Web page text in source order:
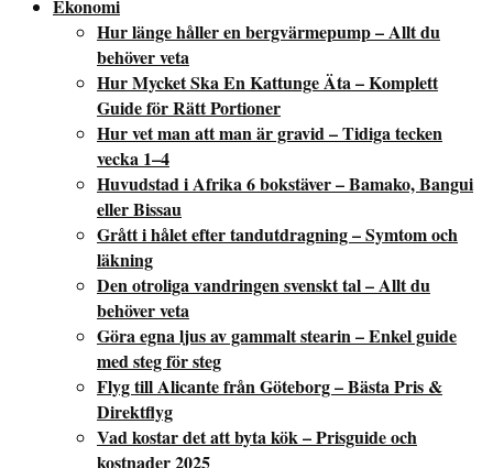
Ekonomi
Hur länge håller en bergvärmepump – Allt du
behöver veta
Hur Mycket Ska En Kattunge Äta – Komplett
Guide för Rätt Portioner
Hur vet man att man är gravid – Tidiga tecken
vecka 1–4
Huvudstad i Afrika 6 bokstäver – Bamako, Bangui
eller Bissau
Grått i hålet efter tandutdragning – Symtom och
läkning
Den otroliga vandringen svenskt tal – Allt du
behöver veta
Göra egna ljus av gammalt stearin – Enkel guide
med steg för steg
Flyg till Alicante från Göteborg – Bästa Pris &
Direktflyg
Vad kostar det att byta kök – Prisguide och
kostnader 2025